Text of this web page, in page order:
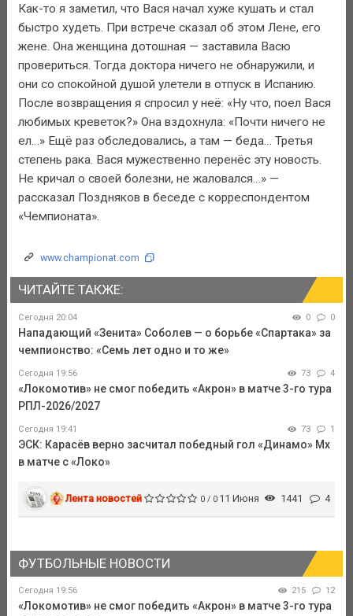
Как-то я заметил, что Вася начал хуже кушать и стал
быстро худеть. При встрече сказал об этом Лене, его
жене. Она женщина дотошная — заставила Васю
провериться. Тогда доктора ничего не обнаружили, и
они со спокойной душой улетели в отпуск в Испанию.
После возвращения я спросил у неё: «Ну что, поел Вася
любимых креветок?» Она вздохнула: «Почти ничего не
ел…» Ещё раз обследовались, а там — беда… Третья
степень рака. Вася мужественно перенёс эту новость.
Не кричал о своей болезни, не жаловался…» —
рассказал Поздняков в беседе с корреспондентом
«Чемпионата».
www.championat.com
ЧИТАЙТЕ ТАКЖЕ:
Сегодня 20:04 0 0
Нападающий «Зенита» Соболев — о борьбе «Спартака» за
чемпионство: «Семь лет одно и то же»
Сегодня 19:56 73 4
«Локомотив» не смог победить «Акрон» в матче 3-го тура
РПЛ-2026/2027
Сегодня 19:41 73 1
ЭСК: Карасёв верно засчитал победный гол «Динамо» Мх
в матче с «Локо»
Лента новостей 0 / 0 11 Июня 1441 4
ФУТБОЛЬНЫЕ НОВОСТИ
Сегодня 19:56 215 12
«Локомотив» не смог победить «Акрон» в матче 3-го тура